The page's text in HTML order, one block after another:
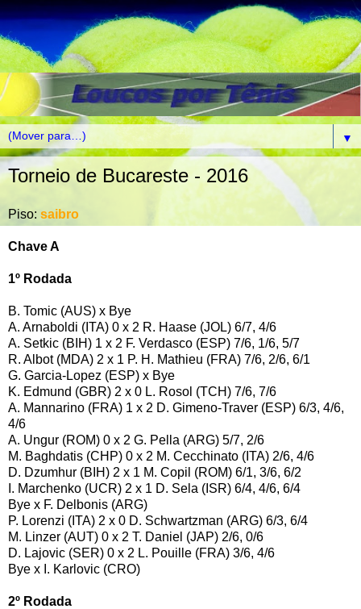
▼
Torneio de Bucareste - 2016
Piso: saibro
Chave A
1º Rodada
B. Tomic (AUS) x Bye
A. Arnaboldi (ITA) 0 x 2 R. Haase (JOL) 6/7, 4/6
A. Setkic (BIH) 1 x 2 F. Verdasco (ESP) 7/6, 1/6, 5/7
R. Albot (MDA) 2 x 1 P. H. Mathieu (FRA) 7/6, 2/6, 6/1
G. Garcia-Lopez (ESP) x Bye
K. Edmund (GBR) 2 x 0 L. Rosol (TCH) 7/6, 7/6
A. Mannarino (FRA) 1 x 2 D. Gimeno-Traver (ESP) 6/3, 4/6,
4/6
A. Ungur (ROM) 0 x 2 G. Pella (ARG) 5/7, 2/6
M. Baghdatis (CHP) 0 x 2 M. Cecchinato (ITA) 2/6, 4/6
D. Dzumhur (BIH) 2 x 1 M. Copil (ROM) 6/1, 3/6, 6/2
I. Marchenko (UCR) 2 x 1 D. Sela (ISR) 6/4, 4/6, 6/4
Bye x F. Delbonis (ARG)
P. Lorenzi (ITA) 2 x 0 D. Schwartzman (ARG) 6/3, 6/4
M. Linzer (AUT) 0 x 2 T. Daniel (JAP) 2/6, 0/6
D. Lajovic (SER) 0 x 2 L. Pouille (FRA) 3/6, 4/6
Bye x I. Karlovic (CRO)
2º Rodada